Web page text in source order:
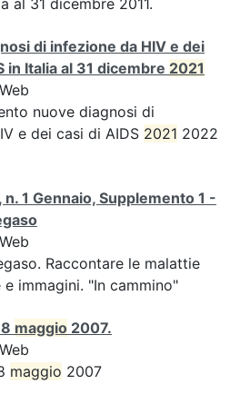
al 31 dicembre 2011.
di infezione da HIV e dei
in Italia al 31 dicembre 2021
nuove diagnosi di
e dei casi di AIDS 2021 2022
, n. 1 Gennaio, Supplemento 1 -
Raccontare le malattie
e immagini. "In cammino"
maggio 2007.
maggio 2007